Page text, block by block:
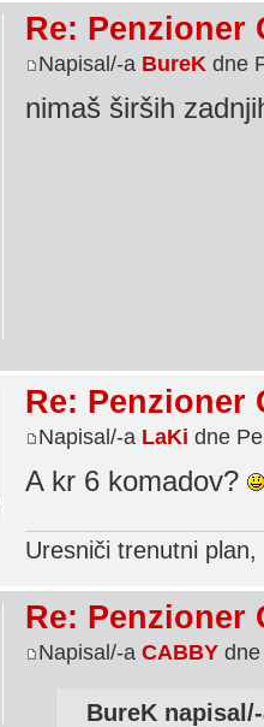
Re: Penzioner
Napisal/-a BureK dne
nimaš širših
Re: Penzioner
Napisal/-a LaKi dne
A kr 6 komadov?
Uresniči trenutni
Re: Penzioner
Napisal/-aCABBY
BureK